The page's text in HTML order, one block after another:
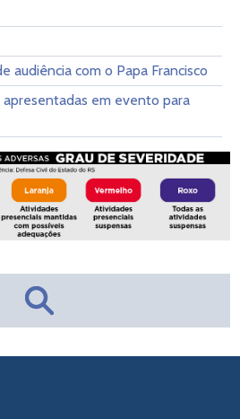
audiência com o Papa Francisco
em evento para